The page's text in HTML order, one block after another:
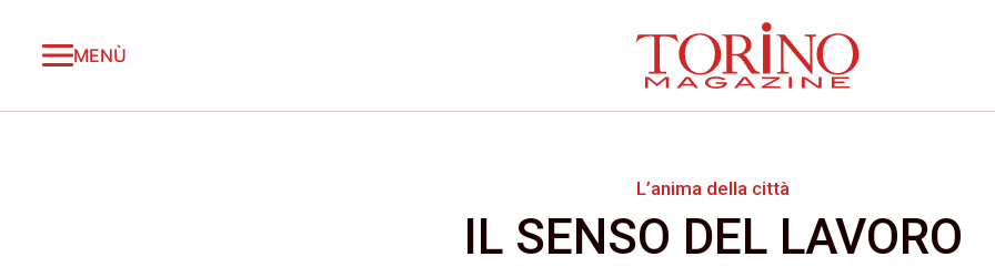
MENÙ
L’anima della città
IL SENSO DEL LAVORO